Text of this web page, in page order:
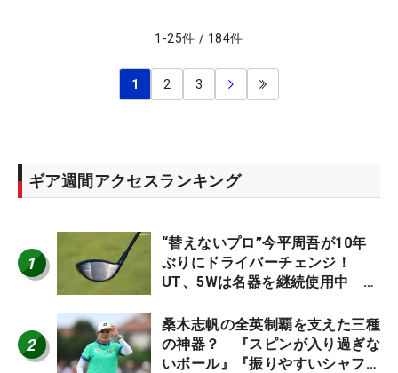
1 -25件 / 184件
1 2 3
ギア週間アクセスランキング
1
“替えないプロ”今平周吾が10年
ぶりにドライバーチェンジ！
UT、5Wは名器を継続使用中 #
2
桑木志帆の全英制覇を支えた三種
の神器？ 『スピンが入り過ぎな
いボール』『振りやすいシャフ